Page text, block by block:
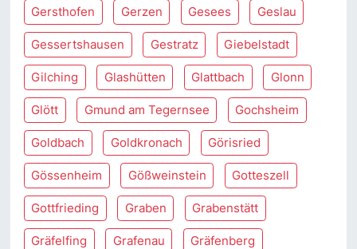
Gersthofen Gerzen Gesees Geslau
Gessertshausen Gestratz Giebelstadt
Gilching Glashütten Glattbach Glonn
Glött Gmund am Tegernsee Gochsheim
Goldbach Goldkronach Görisried
Gössenheim Gößweinstein Gotteszell
Gottfrieding Graben Grabenstätt
Gräfelfing Grafenau Gräfenberg